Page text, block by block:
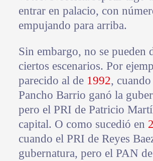
entrar en palacio, con
empujando para arriba.
Sin embargo, no se pueden
ciertos escenarios. Por
parecido al de 1992,
Pancho Barrio ganó la
pero el PRI de Patricio
capital. O como sucedió en
cuando el PRI de Reyes
gubernatura, pero el PAN